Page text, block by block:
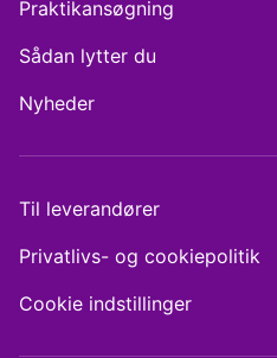
Praktikansøgning
Sådan lytter du
Nyheder
Til leverandører
Privatlivs- og cookiepolitik
Cookie indstillinger